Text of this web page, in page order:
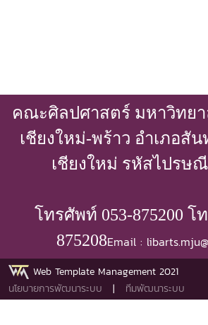
คณะศิลปศาสตร์ มหาวิทย
เชียงใหม่-พร้าว อำเภอสั
เชียงใหม่ รหัสไปรษณี
โทรศัพท์ 053-875200 โ
875208Email :
Web Template Management 2021
นโยบายการพัฒนาระบบ | ทีมพัฒนาระบบ